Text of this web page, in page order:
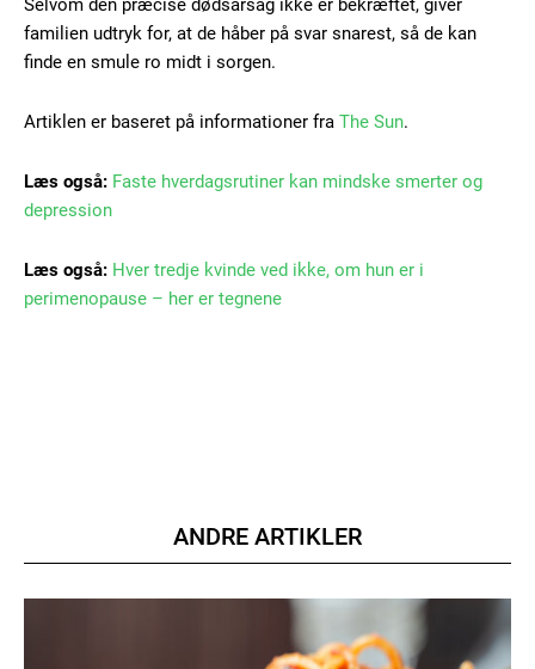
Orci varius natoque dolor
100DKK
Donec quis est ac felis
MONTHLY PRICING
Selvom den præcise dødsårsag ikke er bekræftet, giver
familien udtryk for, at de håber på svar snarest, så de kan
finde en smule ro midt i sorgen.
Artiklen er baseret på informationer fra The Sun.
Læs også: Faste hverdagsrutiner kan mindske smerter og
depression
Læs også: Hver tredje kvinde ved ikke, om hun er i
perimenopause – her er tegnene
ANDRE ARTIKLER